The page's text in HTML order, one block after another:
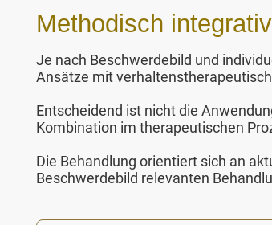
Methodisch
Je nach Beschwerdebild und
Ansätze mit
Entscheidend ist nicht die
Kombination im therapeutischen
Die Behandlung orientiert sich an
Beschwerdebild relevanten